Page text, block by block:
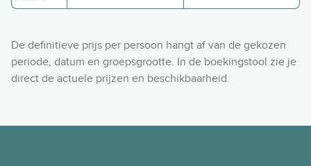
De definitieve prijs per persoon hangt af van de gekozen
periode, datum en groepsgrootte. In de boekingstool zie je
direct de actuele prijzen en beschikbaarheid.